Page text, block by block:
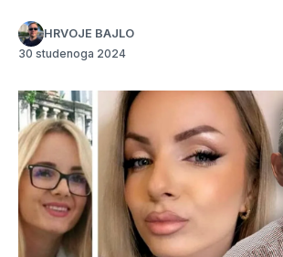
HRVOJE BAJLO
30 studenoga 2024